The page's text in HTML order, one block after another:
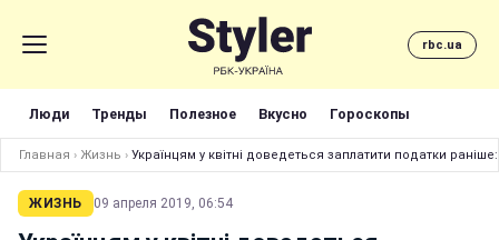
rbc.ua
Люди Тренды Полезное Вкусно Гороскопы
Главная › Жизнь › Українцям у квітні доведеться заплатити податки
ЖИЗНЬ 09 апреля 2019, 06:54